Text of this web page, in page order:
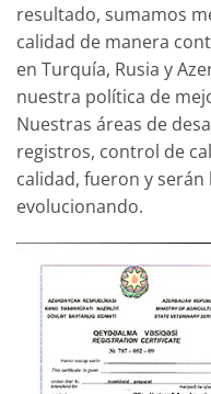
resultado, sumamos
calidad de manera
en Turquía, Rusia y
nuestra política de
Nuestras áreas de
registros, control de
calidad, fueron y serán
evolucionando.